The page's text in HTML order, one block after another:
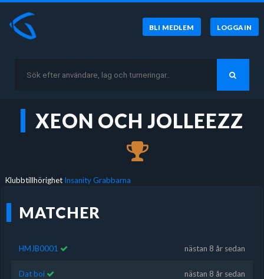
BLI MEDLEM LOGGA IN
XEON OCH JOLLEEZZ
Klubbtillhörighet Insanity Grabbarna
MATCHER
HMJB0001 nästan 8 år sedan
Dat boi nästan 8 år sedan